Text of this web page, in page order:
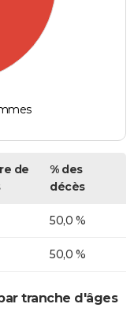
de
% des
décès
50,0 %
50,0 %
tranche d'âges